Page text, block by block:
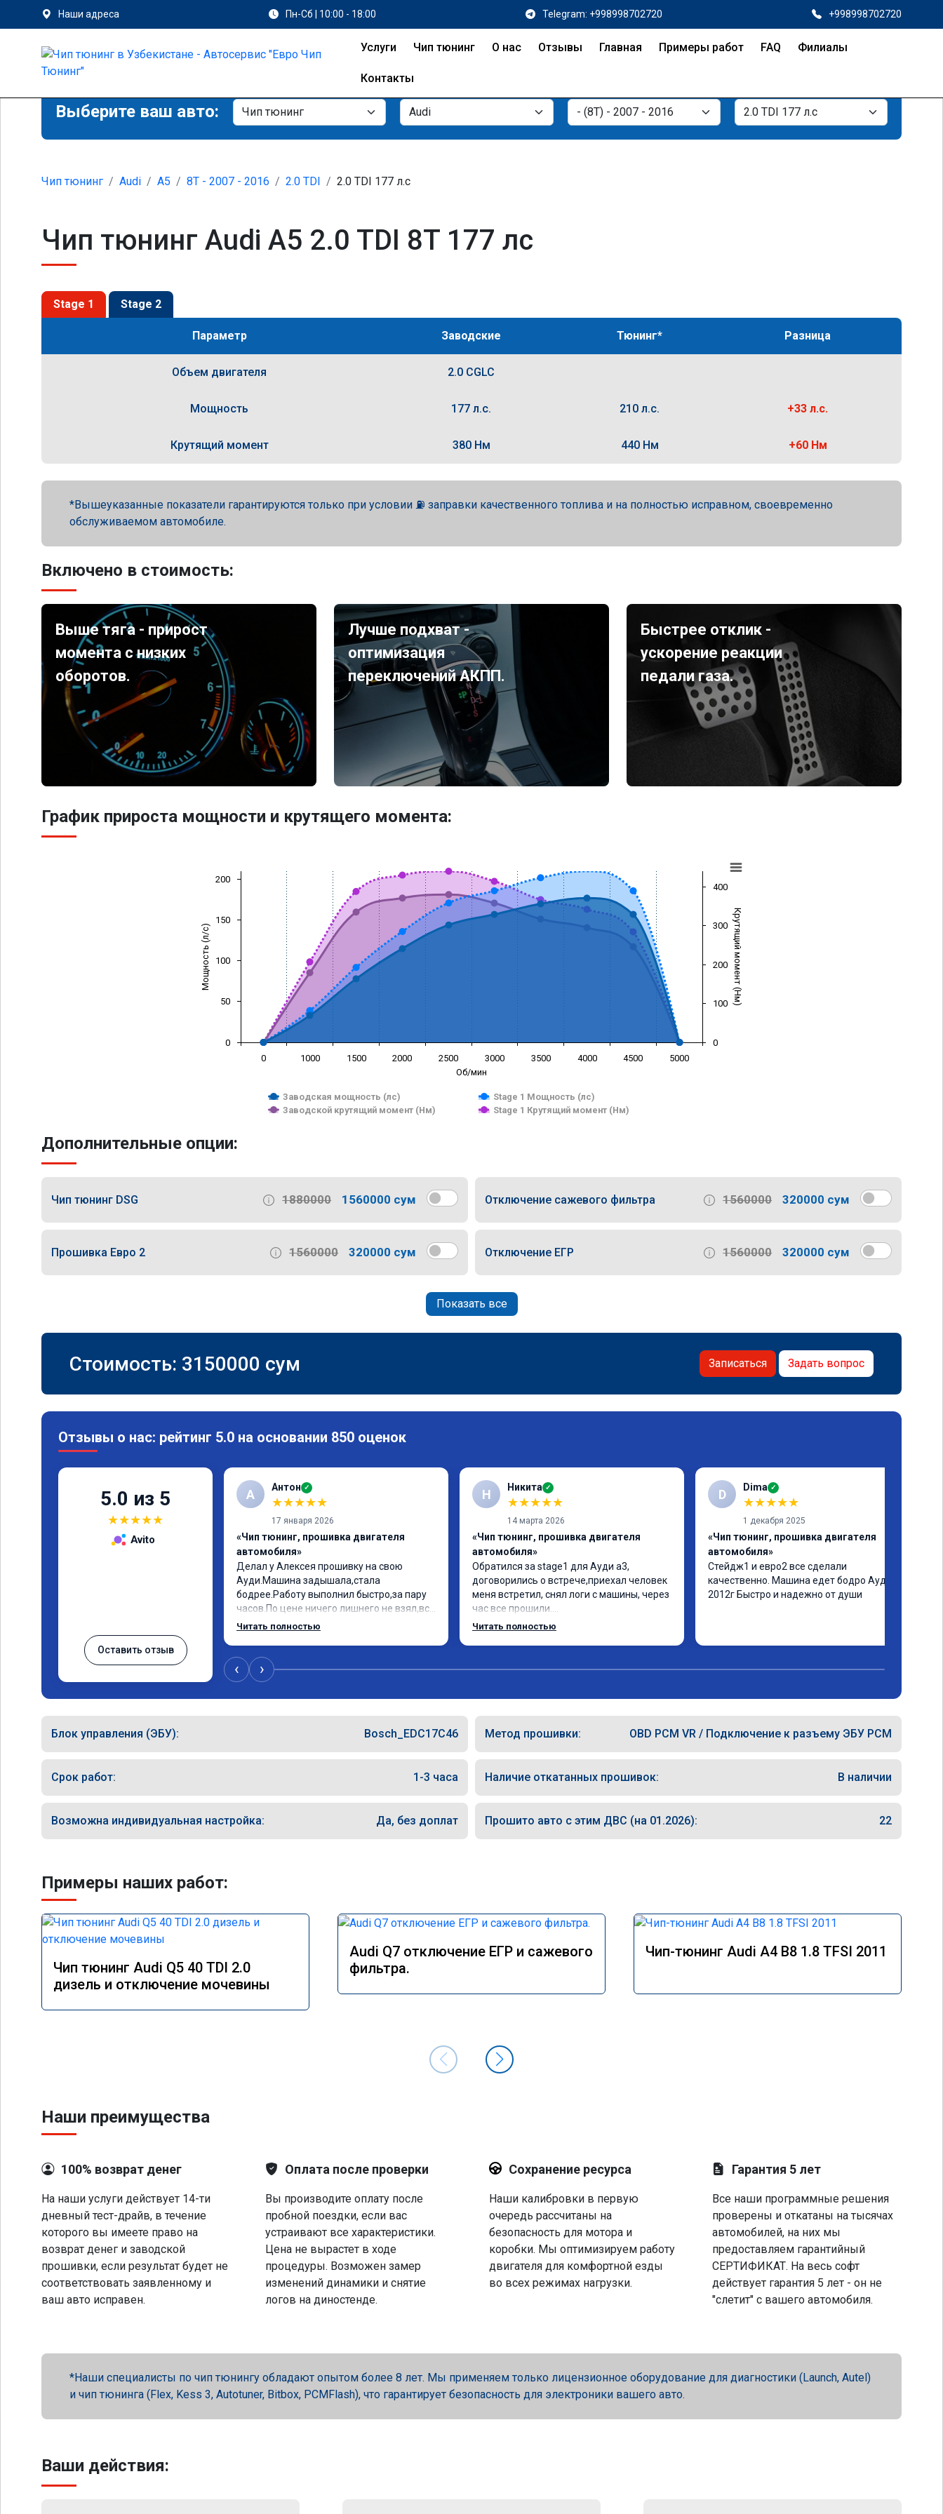
Наши адреса Пн-Сб | 10:00 - 18:00 Telegram: +998998702720 +998998702720
Услуги Чип тюнинг О нас Отзывы Главная Примеры работ FAQ Филиалы
Контакты
Выберите ваш авто:
Чип тюнинг Audi A5 8T - 2007 - 2016 2.0 TDI 2.0 TDI 177 л.с
Чип тюнинг Audi A5 2.0 TDI 8T 177 лс
Stage 1 Stage 2
Параметр Заводские Тюнинг* Разница
Объем двигателя 2.0 CGLC
Мощность 177 л.с. 210 л.с. +33 л.с.
Крутящий момент 380 Нм 440 Нм +60 Нм
Вышеуказанные показатели гарантируются только при условии ⛽ заправки качественного топлива и на полностью исправном, своевременно
обслуживаемом автомобиле.
Включено в стоимость:
Выше тяга - прирост
момента с низких
оборотов.
Лучше подхват -
оптимизация
переключений АКПП.
Быстрее отклик -
ускорение реакции
педали газа.
График прироста мощности и крутящего момента:
Об/мин
Мощность (л/с) Крутящий момент (Нм)
Заводская мощность (лс)
Stage 1 Мощность (лс)
Заводской крутящий момент (Нм)
Stage 1 Крутящий момент (Нм)
0 1000 1500 2000 2500 3000 3500 4000 4500 5000
0
50
100
150
200
0
100
200
300
400
Дополнительные опции:
Чип тюнинг DSG 1880000 1560000 сум Отключение сажевого фильтра 1560000 320000 сум
Прошивка Евро 2 1560000 320000 сум Отключение ЕГР 1560000 320000 сум
Показать все
Стоимость: 3150000 сум Записаться Задать вопрос
Отзывы о нас: рейтинг 5.0 на основании 850 оценок
5.0 из 5
★★★★★
Avito
Оставить отзыв
А Антон ✓
★★★★★
17 января 2026
«Чип тюнинг, прошивка двигателя
автомобиля»
Делал у Алексея прошивку на свою
Ауди.Машина задышала,стала
бодрее.Работу выполнил быстро,за пару
часов.По цене ничего лишнего не взял,всё
как договаривались заранее.После
знаю,куда ехать в случае поломки
авто.Однозначно рекомендую Алексея
Читать полностью
Н Никита ✓
★★★★★
14 марта 2026
«Чип тюнинг, прошивка двигателя
автомобиля»
Обратился за stage1 для Ауди а3,
договорились о встрече,приехал человек
меня встретил, снял логи с машины, через
час все прошили.
Арман спасибо тебе огромное, машинка
Читать полностью
D Dima ✓
★★★★★
1 декабря 2025
«Чип тюнинг, прошивка двигателя
автомобиля»
Стейдж1 и евро2 все сделали
качественно. Машина едет бодро Ауди а4
2012г Быстро и надежно от души
‹ ›
Блок управления (ЭБУ): Bosch_EDC17C46 Метод прошивки: OBD PCM VR / Подключение к разъему ЭБУ PCM
Срок работ: 1-3 часа Наличие откатанных прошивок: В наличии
Возможна индивидуальная настройка: Да, без доплат Прошито авто с этим ДВС (на 01.2026): 22
Примеры наших работ:
Чип тюнинг Audi Q5 40 TDI 2.0
дизель и отключение мочевины
Audi Q7 отключение ЕГР и сажевого
фильтра.
Чип-тюнинг Audi A4 B8 1.8 TFSI 2011
Наши преимущества
100% возврат денег
На наши услуги действует 14-ти
дневный тест-драйв, в течение
которого вы имеете право на
возврат денег и заводской
прошивки, если результат будет не
соответствовать заявленному и
ваш авто исправен.
Оплата после проверки
Вы производите оплату после
пробной поездки, если вас
устраивают все характеристики.
Цена не вырастет в ходе
процедуры. Возможен замер
изменений динамики и снятие
логов на диностенде.
Сохранение ресурса
Наши калибровки в первую
очередь рассчитаны на
безопасность для мотора и
коробки. Мы оптимизируем работу
двигателя для комфортной езды
во всех режимах нагрузки.
Гарантия 5 лет
Все наши программные решения
проверены и откатаны на тысячах
автомобилей, на них мы
предоставляем гарантийный
СЕРТИФИКАТ. На весь софт
действует гарантия 5 лет - он не
"слетит" с вашего автомобиля.
Наши специалисты по чип тюнингу обладают опытом более 8 лет. Мы применяем только лицензионное оборудование для диагностики (Launch, Autel)
и чип тюнинга (Flex, Kess 3, Autotuner, Bitbox, PCMFlash), что гарантирует безопасность для электроники вашего авто.
Ваши действия: